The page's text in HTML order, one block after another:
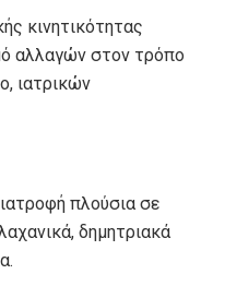
κινητικότητας
αλλαγών στον τρόπο
ιατρικών
πλούσια σε
δημητριακά